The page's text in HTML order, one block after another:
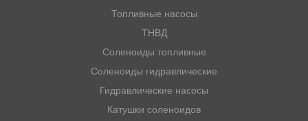
Топливные насосы
ТНВД
Соленоиды топливные
Соленоиды гидравлические
Гидравлические насосы
Катушки соленоидов